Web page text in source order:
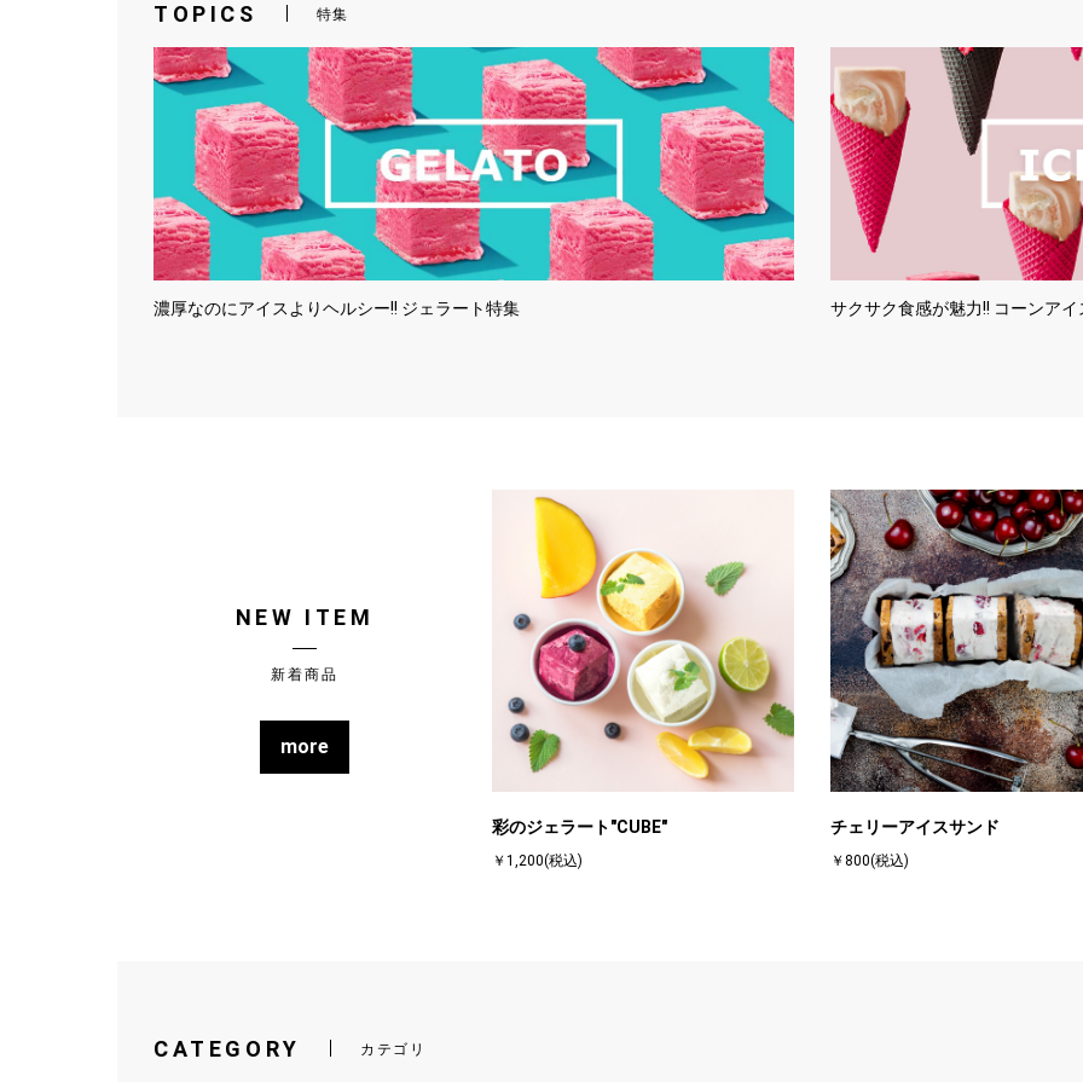
TOPICS 特集
濃厚なのにアイスよりヘルシー!! ジェラート特集 サクサク食感が魅力!! コーンアイ
NEW ITEM
新着商品
more
彩のジェラート"CUBE"
￥1,200(税込)
チェリーアイスサンド
￥800(税込)
CATEGORY カテゴリ